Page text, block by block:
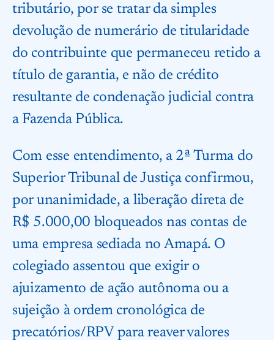
tributário, por se tratar da simples
devolução de numerário de titularidade
do contribuinte que permaneceu retido a
título de garantia, e não de crédito
resultante de condenação judicial contra
a Fazenda Pública.
Com esse entendimento, a 2ª Turma do
Superior Tribunal de Justiça confirmou,
por unanimidade, a liberação direta de
R$ 5.000,00 bloqueados nas contas de
uma empresa sediada no Amapá. O
colegiado assentou que exigir o
ajuizamento de ação autônoma ou a
sujeição à ordem cronológica de
precatórios/RPV para reaver valores